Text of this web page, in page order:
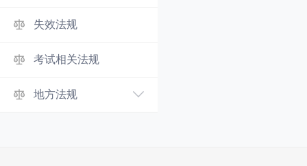
失效法规
考试相关法规
地方法规